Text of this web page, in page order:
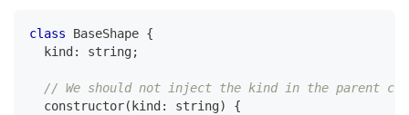
class BaseShape {
  kind
: string;
// We should not inject the kind in the parent
constructor( kind : string)
{